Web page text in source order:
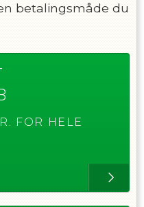
betalingsmåde du
FOR HELE